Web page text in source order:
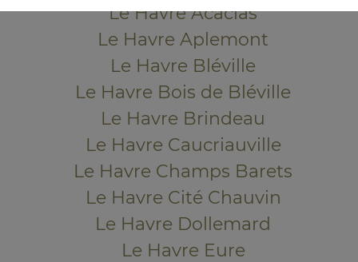
Le Havre Acacias
Le Havre Aplemont
Le Havre Bléville
Le Havre Bois de Bléville
Le Havre Brindeau
Le Havre Caucriauville
Le Havre Champs Barets
Le Havre Cité Chauvin
Le Havre Dollemard
Le Havre Eure